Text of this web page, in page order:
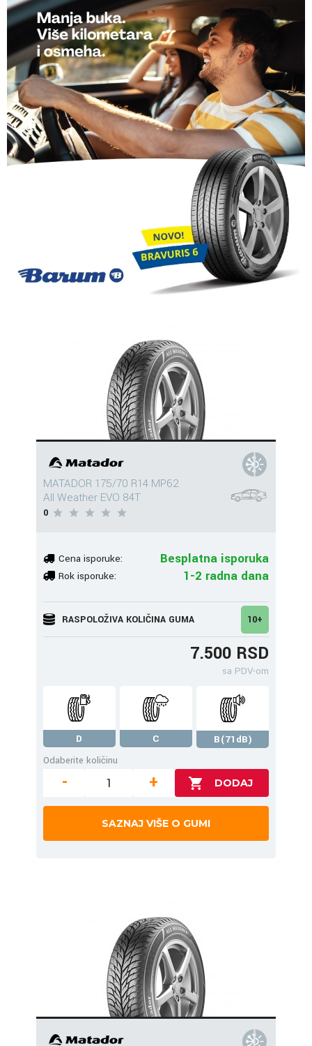
MATADOR 175/70 R14 MP62
All Weather EVO 84T
0
Cena isporuke: Besplatna isporuka
Rok isporuke: 1-2 radna dana
RASPOLOŽIVA KOLIČINA GUMA 10+
7.500 RSD
sa PDV-om
D C
B(71dB)
Odaberite količinu
- +
SAZNAJ VIŠE O GUMI